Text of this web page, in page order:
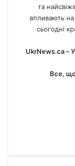
та
впливають
сьогодні
UkrNews.ca –
Все, що